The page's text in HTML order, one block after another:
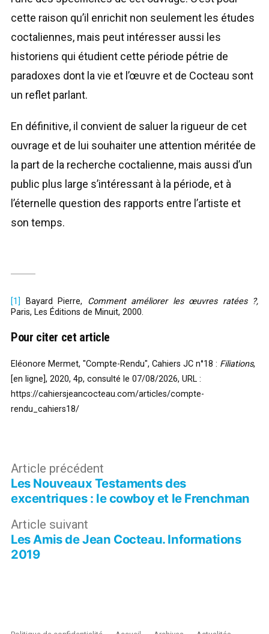
cette raison qu’il enrichit non seulement les études
coctaliennes, mais peut intéresser aussi les
historiens qui étudient cette période pétrie de
paradoxes dont la vie et l’œuvre et de Cocteau sont
un reflet parlant.
En définitive, il convient de saluer la rigueur de cet
ouvrage et de lui souhaiter une attention méritée de
la part de la recherche coctalienne, mais aussi d’un
public plus large s’intéressant à la période, et à
l’éternelle question des rapports entre l’artiste et
son temps.
[1] Bayard Pierre, Comment améliorer les œuvres ratées ?,
Paris, Les Éditions de Minuit, 2000.
Pour citer cet article
Eléonore Mermet, "Compte-Rendu", Cahiers JC n°18 : Filiations,
[en ligne], 2020, 4p, consulté le 07/08/2026, URL :
https://cahiersjeancocteau.com/articles/compte-
rendu_cahiers18/
Navigation
de
l’article
Article suivant
suivant :
Les Amis de Jean Cocteau. Informations
2019
Article précédent
précédent :
Les Nouveaux Testaments des
excentriques : le cowboy et le Frenchman